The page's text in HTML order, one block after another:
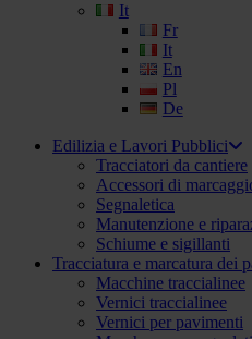
It
Fr
It
En
Pl
De
Edilizia e Lavori Pubblici
Tracciatori da cantiere
Accessori di
Segnaletica
Manutenzione e
Schiume e sigillanti
Tracciatura e marcatura dei
Macchine traccialinee
Vernici traccialinee
Vernici per pavimenti